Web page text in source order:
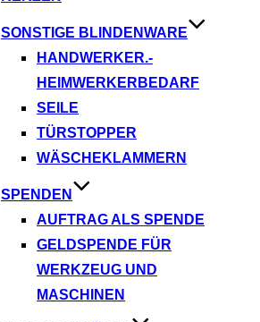
SONSTIGE BLINDENWARE
HANDWERKER.-
HEIMWERKERBEDARF
SEILE
TÜRSTOPPER
WÄSCHEKLAMMERN
SPENDEN
AUFTRAG ALS SPENDE
GELDSPENDE FÜR
WERKZEUG UND
MASCHINEN